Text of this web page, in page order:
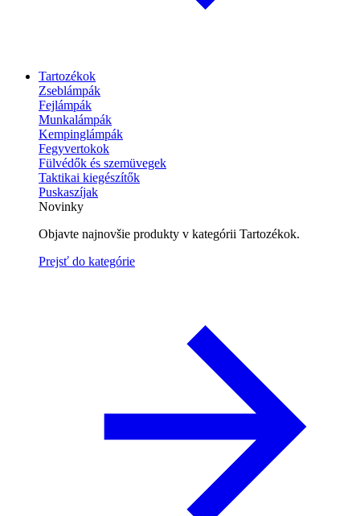
Tartozékok
Zseblámpák
Fejlámpák
Munkalámpák
Kempinglámpák
Fegyvertokok
Fülvédők és szemüvegek
Taktikai kiegészítők
Puskaszíjak
Novinky
Objavte najnovšie produkty v kategórii Tartozékok.
Prejsť do kategórie